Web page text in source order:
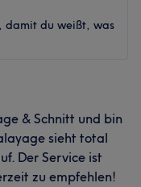
damit du weißt, was
& Schnitt und bin
sieht total
Der Service ist
zu empfehlen!